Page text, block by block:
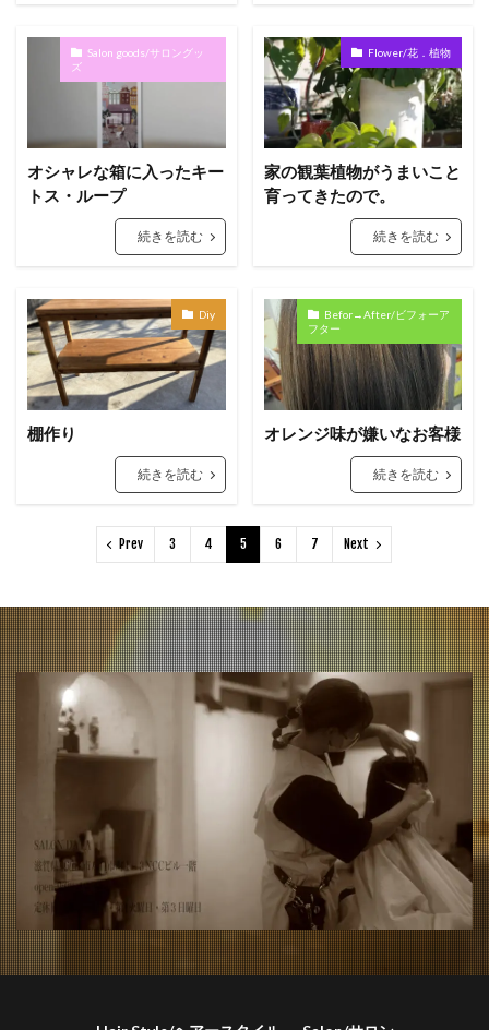
Salon goods/サロングッ
ズ
オシャレな箱に入ったキー
トス・ループ
続きを読む
Flower/花．植物
家の観葉植物がうまいこと
育ってきたので。
続きを読む
Diy
棚作り
続きを読む
Befor→After/ビフォーア
フター
オレンジ味が嫌いなお客様
続きを読む
Prev 3 4 5 6 7 Next